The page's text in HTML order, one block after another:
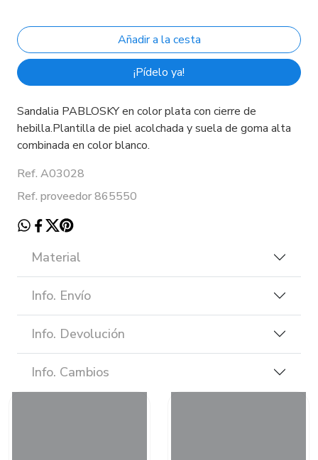
¡Pídelo ya!
Sandalia PABLOSKY en color plata con cierre de
hebilla.Plantilla de piel acolchada y suela de goma alta
combinada en color blanco.
Ref. A03028
Ref. proveedor 865550
Material
Info. Envío
Info. Devolución
Info. Cambios